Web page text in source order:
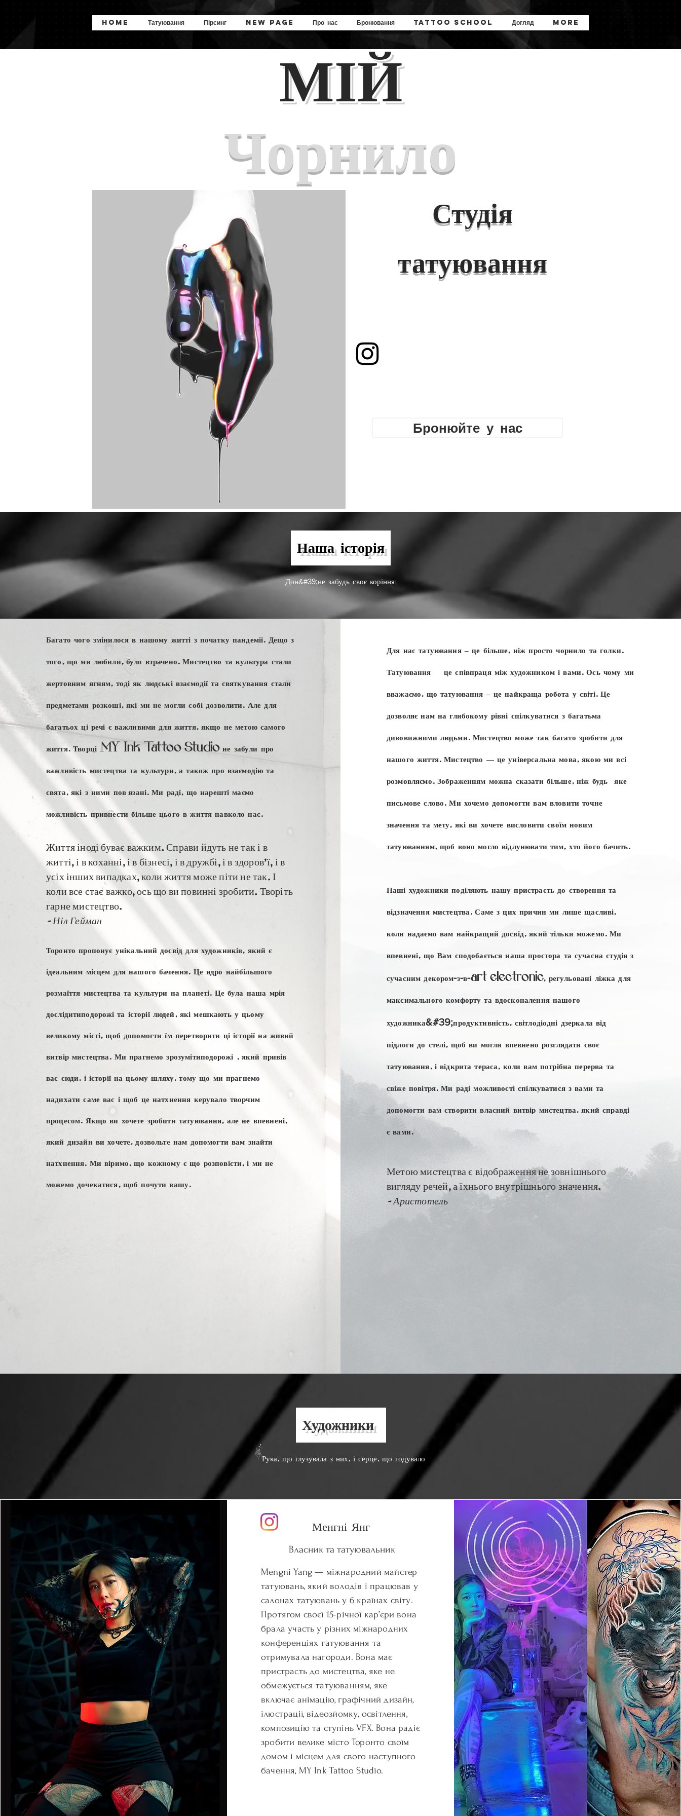
Home Татуювання Пірсинг New Page Про нас Бронювання Tattoo School Догляд More
МІЙ
Чорнило
Best tattoo artists in Toronto. Best
Toronto tattoo studio shop. Tattoo
ideas designs flash style. Tattoo school
Toronto. Best piercings Toronto,
Piercing studio piercing shop Toronto.
Body piercing, body modification
toronto. Nail art, manicures, nail
boutique toronto. Best Nail boutique
nail salon. Custom nail art full set gel
extensions acrylic extensions. Russian
Студія
татуювання
Бронюйте у нас
Наша історія
Дон&#39;не забудь своє коріння1
Багато чого змінилося в нашому житті з початку пандемії. Дещо з
того, що ми любили, було втрачено. Мистецтво та культура стали
жертовним ягням, тоді як людські взаємодії та святкування стали
предметами розкоші, які ми не могли собі дозволити. Але для
багатьох ці речі є важливими для життя, якщо не метою самого
життя. Творці MY Ink Tattoo Studio не забули про
важливість мистецтва та культури, а також про взаємодію та
свята, які з ними пов’язані. Ми раді, що нарешті маємо
можливість привнести більше цього в життя навколо нас.
Життя іноді буває важким. Справи йдуть не так і в
житті, і в коханні, і в бізнесі, і в дружбі, і в здоров’ї, і в
усіх інших випадках, коли життя може піти не так. І
коли все стає важко, ось що ви повинні зробити. Творіть
гарне мистецтво.
- Ніл Гейман
Торонто пропонує унікальний досвід для художників, який є
ідеальним місцем для нашого бачення. Це ядро найбільшого
розмаїття мистецтва та культури на планеті. Це була наша мрія
дослідитиподорожіта історії людей, які мешкають у цьому
великому місті, щоб допомогти їм перетворити ці історії на живий
витвір мистецтва. Ми прагнемо зрозумітиподорожі , який привів
вас сюди, і історії на цьому шляху, тому що ми прагнемо
надихати саме вас і щоб це натхнення керувало творчим
процесом. Якщо ви хочете зробити татуювання, але не впевнені,
який дизайн ви хочете, дозвольте нам допомогти вам знайти
натхнення. Ми віримо, що кожному є що розповісти, і ми не
можемо дочекатися, щоб почути вашу.
Для нас татуювання – це більше, ніж просто чорнило та голки.
Татуювання - це співпраця між художником і вами. Ось чому ми
вважаємо, що татуювання – це найкраща робота у світі. Це
дозволяє нам на глибокому рівні спілкуватися з багатьма
дивовижними людьми. Мистецтво може так багато зробити для
нашого життя. Мистецтво — це універсальна мова, якою ми всі
розмовляємо. Зображенням можна сказати більше, ніж будь-яке
письмове слово. Ми хочемо допомогти вам вловити точне
значення та мету, які ви хочете висловити своїм новим
татуюванням, щоб воно могло відлунювати тим, хто його бачить.
Наші художники поділяють нашу пристрасть до створення та
відзначення мистецтва. Саме з цих причин ми лише щасливі,
коли надаємо вам найкращий досвід, який тільки можемо. Ми
впевнені, що Вам сподобається наша простора та сучасна студія з
сучасним декором-з-в-art electronic, регульовані ліжка для
максимального комфорту та вдосконалення нашого
художника&#39;продуктивність, світлодіодні дзеркала від
підлоги до стелі, щоб ви могли впевнено розглядати своє
татуювання, і відкрита тераса, коли вам потрібна перерва та
свіже повітря. Ми раді можливості спілкуватися з вами та
допомогти вам створити власний витвір мистецтва, який справді
є вами.
Метою мистецтва є відображення не зовнішнього
вигляду речей, а їхнього внутрішнього значення.
- Аристотель
Художники
1Рука, що глузувала з них, і серце, що годувало
Менгні Янг
Власник та татуювальник
Mengni Yang — міжнародний майстер
татуювань, який володів і працював у
салонах татуювань у 6 країнах світу.
Протягом своєї 15-річної кар’єри вона
брала участь у різних міжнародних
конференціях татуювання та
отримувала нагороди. Вона має
пристрасть до мистецтва, яке не
обмежується татуюванням, яке
включає анімацію, графічний дизайн,
ілюстрації, відеозйомку, освітлення,
композицію та ступінь VFX. Вона радіє
зробити велике місто Торонто своїм
домом і місцем для свого наступного
бачення, MY Ink Tattoo Studio.